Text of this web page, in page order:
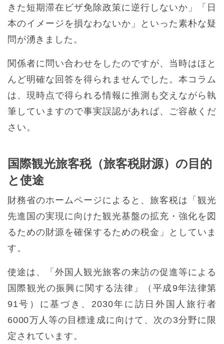
きた短期滞在ビザ免除政策に逆行しないか」「日
本のイメージを損なわないか」といった素朴な疑
問が湧きました。
関係者に問い合わせをしたのですが、当時はほと
んど明確な回答を得られませんでした。本コラム
は、現時点で得られる情報に推測も交えながら執
筆していますので事実誤認があれば、ご容赦くだ
さい。
国際観光旅客税（旅客税財源）の目的
と使途
財務省のホームページによると、旅客税は「観光
先進国の実現に向けた観光基盤の拡充・強化を図
るための財源を確保するための税金」としていま
す。
使途は、「外国人観光旅客の来訪の促進等による
国際観光の振興に関する法律」（平成9年法律第
91号）に基づき、2030年に訪日外国人旅行者
6000万人等の目標達成に向けて、次の3分野に限
定されています。